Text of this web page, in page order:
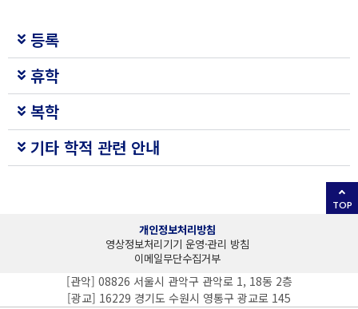
등록
휴학
복학
기타 학적 관련 안내
TOP
개인정보처리방침
영상정보처리기기 운영·관리 방침
이메일무단수집거부
[관악] 08826 서울시 관악구 관악로 1, 18동 2층
[광교] 16229 경기도 수원시 영통구 광교로 145